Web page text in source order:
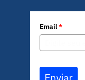
Email*